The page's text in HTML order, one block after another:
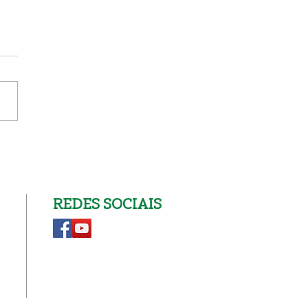
Nova 19 Julho
REDES SOCIAIS